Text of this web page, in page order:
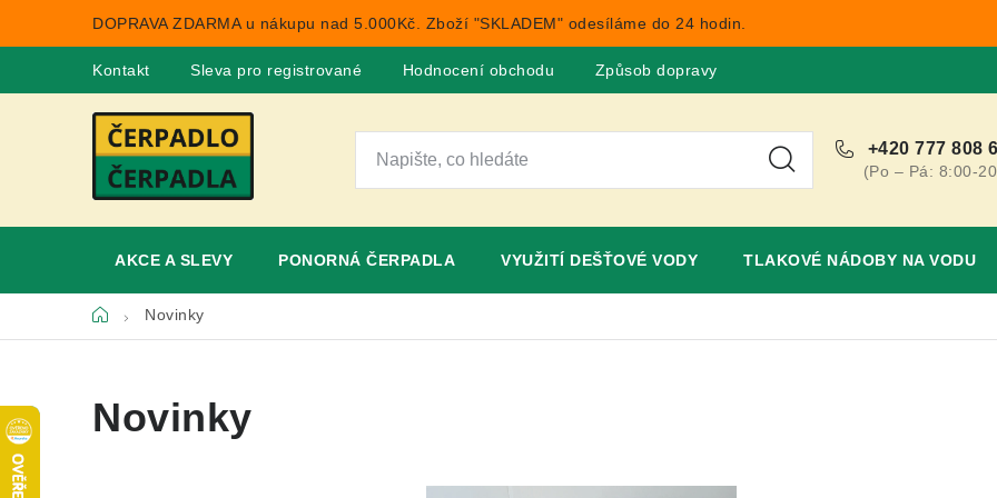
DOPRAVA ZDARMA u nákupu nad 5.000Kč. Zboží "SKLADEM" odesíláme do 24 hodin.
Kontakt Sleva pro registrované Hodnocení obchodu Způsob dopravy
+420 777 808
(Po – Pá: 8:00-
AKCE A SLEVY PONORNÁ ČERPADLA VYUŽITÍ DEŠŤOVÉ VODY TLAKOVÉ NÁDOBY NA VODU
DomůNovinky
Novinky